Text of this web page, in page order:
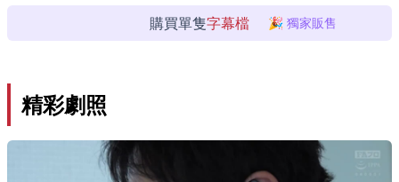
購買單隻字幕檔 🎉 獨家販售
精彩劇照